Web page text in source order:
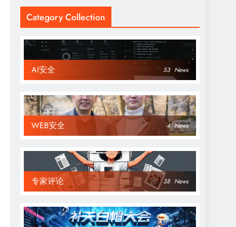
Category Collection
AI安全 53 News
WEB安全 4 News
专家评论 38 News